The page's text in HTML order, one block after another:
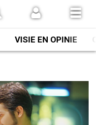
VISIE EN OPINIE